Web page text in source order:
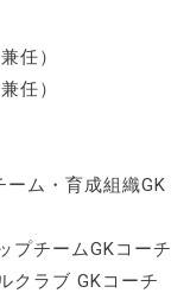
任）
任）
ム・育成組織GK
チームGKコーチ
クラブ GKコーチ